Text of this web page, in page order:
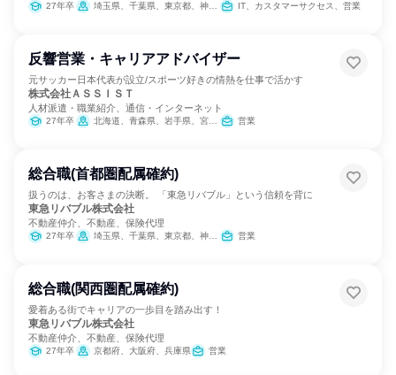
27年卒 埼玉県、千葉県、東京都、神奈川県 IT、カスタマーサクセス、営業
反響営業・キャリアアドバイザー
元サッカー日本代表が設立/スポーツ好きの情熱を仕事で活かす
株式会社ＡＳＳＩＳＴ
人材派遣・職業紹介、通信・インターネット
27年卒 北海道、青森県、岩手県、宮城県、秋田県、山形県、福島県、茨城県、栃木県、群馬県、埼玉県、千葉県、東京都、神奈川県、新潟県、富山県、石川県、福井県、山梨県、長野県、岐阜県、静岡県、愛知県、三重県、滋賀県、京都府、大阪府、兵庫県、奈良県、和歌山県、鳥取県、島根県、岡山県、広島県、山口県、徳島県、香川県、愛媛県、高知県、福岡県、佐賀県、長崎県、熊本県、大分県、宮崎県、鹿児島県、沖縄県 営業
総合職(首都圏配属確約)
扱うのは、お客さまの決断。 「東急リバブル」という信頼を背に
東急リバブル株式会社
不動産仲介、不動産、保険代理
27年卒 埼玉県、千葉県、東京都、神奈川県 営業
総合職(関西圏配属確約)
愛着ある街でキャリアの一歩目を踏み出す！
東急リバブル株式会社
不動産仲介、不動産、保険代理
27年卒 京都府、大阪府、兵庫県 営業